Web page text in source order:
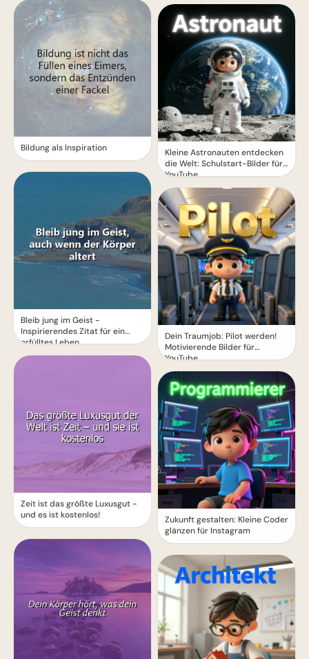
Bildung als Inspiration
Bleib jung im Geist -
Inspirierendes Zitat für ein
erfülltes Leben
Zeit ist das größte Luxusgut -
und es ist kostenlos!
Kleine Astronauten entdecken
die Welt: Schulstart-Bilder für
YouTube
Dein Traumjob: Pilot werden!
Motivierende Bilder für
YouTube
Zukunft gestalten: Kleine Coder
glänzen für Instagram